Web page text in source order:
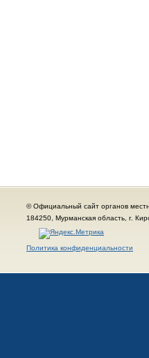
© Официальный сайт органов
184250, Мурманская область, г.
Политика конфиденциальности